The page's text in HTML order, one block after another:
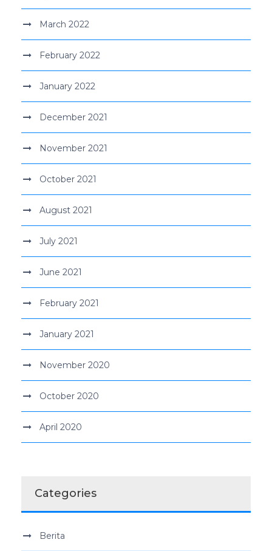
March 2022
February 2022
January 2022
December 2021
November 2021
October 2021
August 2021
July 2021
June 2021
February 2021
January 2021
November 2020
October 2020
April 2020
Categories
Berita